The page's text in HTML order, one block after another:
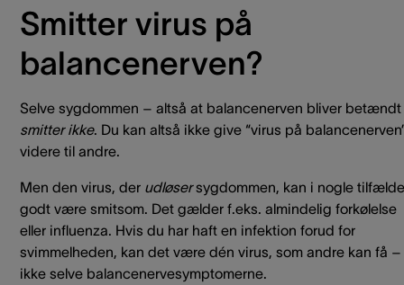
Smitter virus på
balancenerven?
Selve sygdommen – altså at balancenerven bliver
smitter ikke. Du kan altså ikke give “virus på
videre til andre.
Men den virus, der udløsersygdommen, kan i nogle tilfælde
godt være smitsom. Det gælder f.eks. almindelig forkølelse
eller influenza. Hvis du har haft en infektion forud for
svimmelheden, kan det være dén virus, som andre kan få –
ikke selve balancenervesymptomerne.